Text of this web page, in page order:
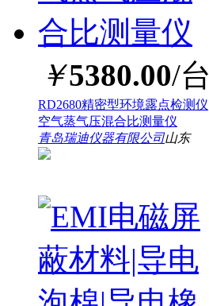
￥5380.00/台
RD2680精密型环境露点检测仪
空气蒸气压混合比测量仪
青岛瑞迪仪器有限公司山东